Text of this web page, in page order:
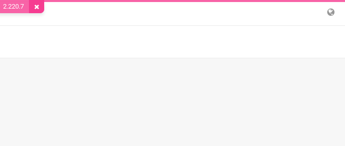
2.220.7 Supprimer le cookie